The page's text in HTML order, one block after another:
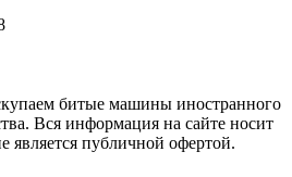
битые машины иностранного
Вся информация на сайте носит
является публичной офертой.